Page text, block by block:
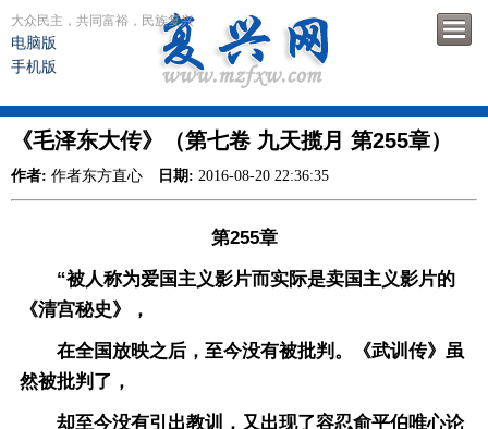
大众民主，共同富裕，民族复兴
电脑版
手机版
《毛泽东大传》（第七卷 九天揽月 第255章）
作者: 作者东方直心 日期: 2016-08-20 22:36:35
第255章
“被人称为爱国主义影片而实际是卖国主义影片的
《清宫秘史》，
在全国放映之后，至今没有被批判。《武训传》虽
然被批判了，
却至今没有引出教训，又出现了容忍俞平伯唯心论